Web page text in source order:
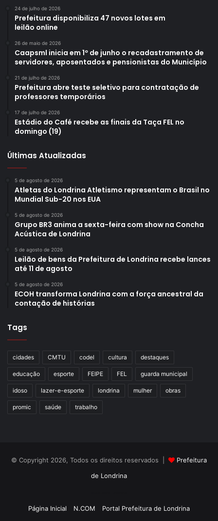
24 de julho de 2026
Prefeitura disponibiliza 47 novos lotes em
leilão online
26 de maio de 2026
Caapsml inicia em 1º de junho o recadastramento de
servidores, aposentados e pensionistas do Município
21 de julho de 2026
Prefeitura abre teste seletivo para contratação de
professores temporários
17 de julho de 2026
Estádio do Café recebe as finais da Taça FEL no
domingo (19)
Últimas Atualizadas
5 de agosto de 2026
Atletas do Londrina Atletismo representam o Brasil no
Mundial Sub-20 nos EUA
5 de agosto de 2026
Grupo BR3 anima a sexta-feira com show na Concha
Acústica de Londrina
5 de agosto de 2026
Leilão de bens da Prefeitura de Londrina recebe lances
até 11 de agosto
5 de agosto de 2026
ECOH transforma Londrina com a força ancestral da
contação de histórias
Tags
cidades CMTU codel cultura destaques
educação esporte FEIPE FEL guarda municipal
idoso lazer-e-esporte londrina mulher obras
promic saúde trabalho
© Copyright 2026, Todos os direitos reservados |
Prefeitura
de Londrina
Página Inicial N.COM Portal Prefeitura de Londrina